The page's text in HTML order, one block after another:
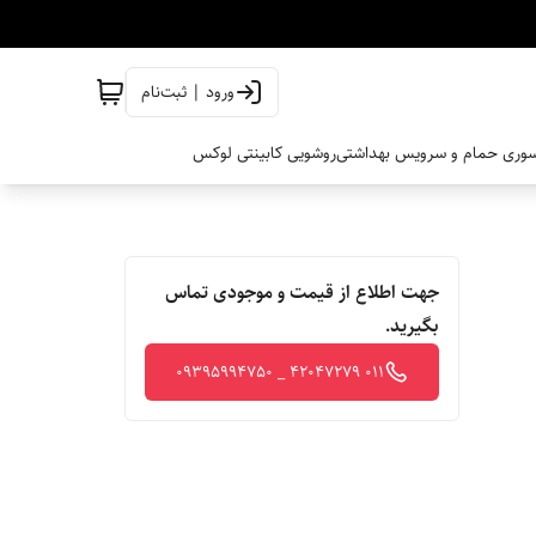
ورود | ثبت‌نام
حمام و سرویس بهداشتیروشویی کابینتی لوکس
جهت اطلاع از قیمت و موجودی تماس
بگیرید.
011 42047279 _ 09395994750